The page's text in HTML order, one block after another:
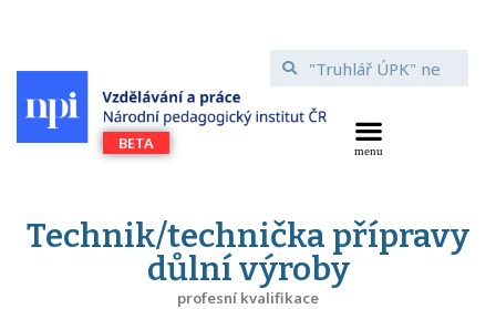
Technik/technička přípravy
důlní výroby
profesní kvalifikace